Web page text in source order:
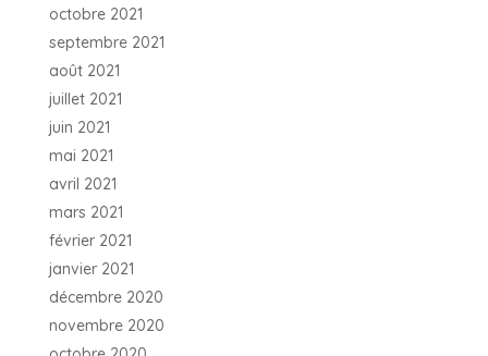
octobre 2021
septembre 2021
août 2021
juillet 2021
juin 2021
mai 2021
avril 2021
mars 2021
février 2021
janvier 2021
décembre 2020
novembre 2020